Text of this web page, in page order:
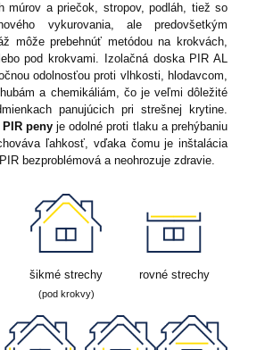
múrov a priečok, stropov, podláh, tiež so
vykurovania, ale predovšetkým
môže prebehnúť metódou na krokvách,
pod krokvami. Izolačná doska PIR AL
odolnosťou proti vlhkosti, hlodavcom,
a chemikáliám, čo je veľmi dôležité
panujúcich pri strešnej krytine.
PIR penyje odolné proti tlaku a prehýbaniu
ľahkosť, vďaka čomu je inštalácia
bezproblémová a neohrozuje zdravie.
šikmé strechy
(pod krokvy)
rovné strechy